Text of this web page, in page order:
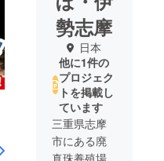
勢志摩
日本
他に1件の
プロジェク
トを掲載し
ています
三重県志摩
市にある廃